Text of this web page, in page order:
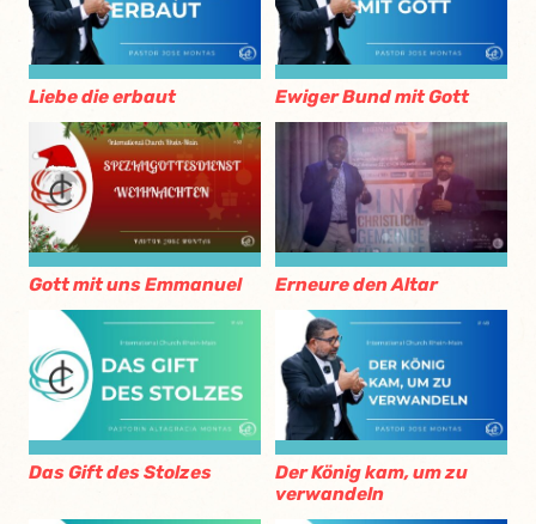
Liebe die erbaut Ewiger Bund mit Gott
Gott mit uns Emmanuel Erneure den Altar
Das Gift des Stolzes
Der König kam, um zu
verwandeln